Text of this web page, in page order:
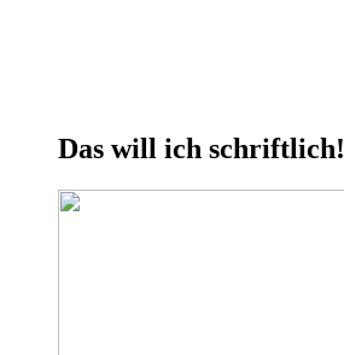
Das will ich schriftlich!